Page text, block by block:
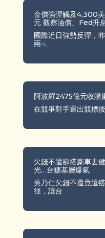
金價強彈觸及4,300
元 觀察油價、Fed升
國際近日強勢反彈，
兩4,
阿波羅2475億元收購
在競爭對手退出競標
欠錢不還卻搭豪車去
光…台糖基層爆氣
吳乃仁欠錢不還竟還
徑，讓台